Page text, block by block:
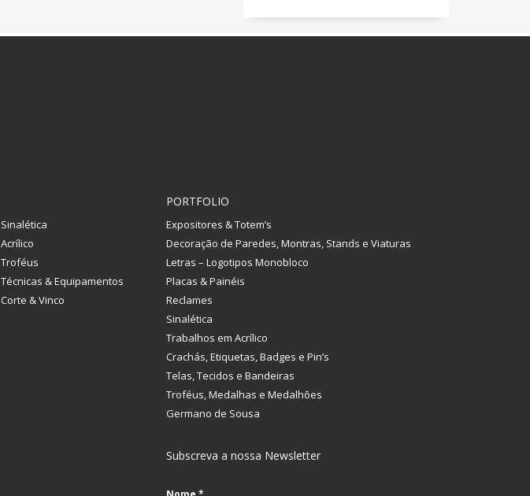
Sinalética
Acrílico
Troféus
Técnicas & Equipamentos
Corte & Vinco
PORTFOLIO
Expositores & Totem’s
Decoração de Paredes, Montras, Stands e Viaturas
Letras – Logotipos Monobloco
Placas & Painéis
Reclames
Sinalética
Trabalhos em Acrílico
Crachás, Etiquetas, Badges e Pin’s
Telas, Tecidos e Bandeiras
Troféus, Medalhas e Medalhões
Germano de Sousa
Subscreva a nossa Newsletter